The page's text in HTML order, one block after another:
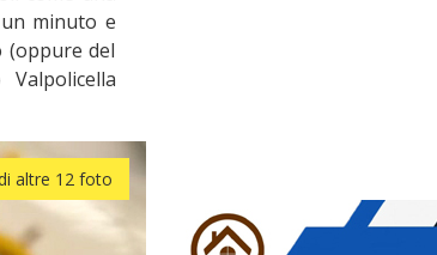
minuto e
(oppure del
altre 12 foto